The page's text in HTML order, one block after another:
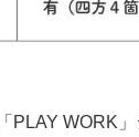
PLAY WORK